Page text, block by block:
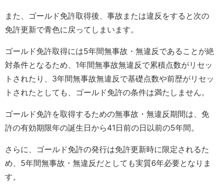
また、ゴールド免許取得後、事故または違反をすると次の
免許更新で青色に戻ってしまいます。
ゴールド免許取得には5年間無事故・無違反であることが絶
対条件となるため、1年間無事故無違反で累積点数がリセッ
トされたり、3年間無事故無違反で基礎点数や前歴がリセッ
トされたとしても、ゴールド免許の条件は満たしません。
ゴールド免許を取得するための無事故・無違反期間は、免
許の有効期限年の誕生日から41日前の日以前の5年間。
さらに、ゴールド免許の発行は免許更新時に限定されるた
め、5年間無事故・無違反だとしても実質6年必要となりま
す。